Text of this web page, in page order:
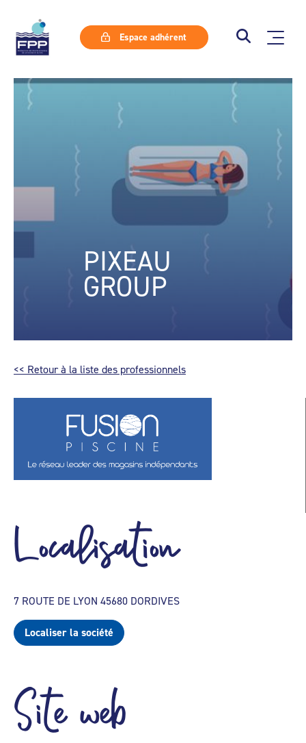
Espace adhérent
PIXEAU
GROUP
<< Retour à la liste des professionnels
Localisation
7 ROUTE DE LYON 45680 DORDIVES
Localiser la société
Site web